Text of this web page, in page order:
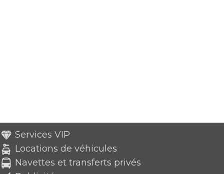
Services VIP
Locations de véhicules
Navettes et transferts privés